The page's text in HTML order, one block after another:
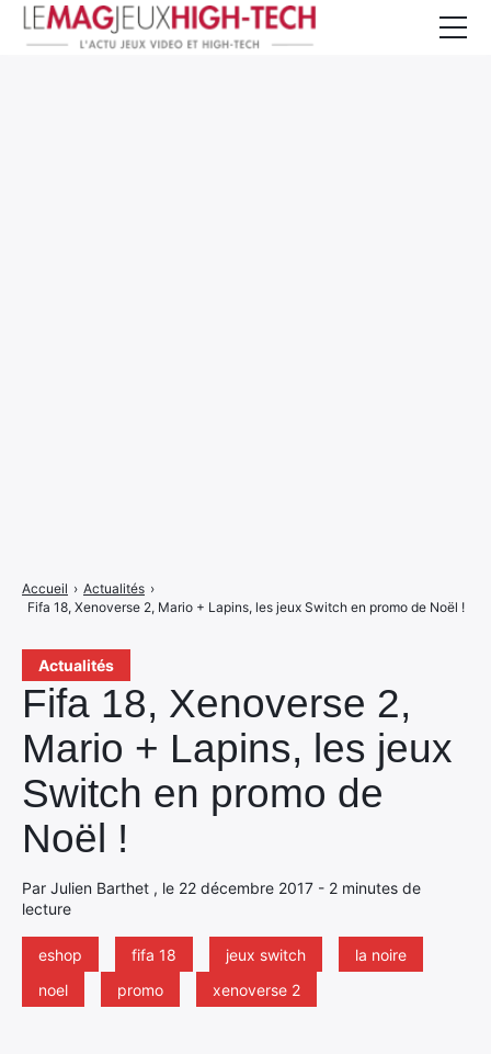
Actualités
Fifa 18, Xenoverse 2,
Mario + Lapins, les jeux
Switch en promo de
Noël !
Par Julien Barthet , le 22 décembre 2017 - 2 minutes de
lecture
eshop fifa 18 jeux switch
la noire
noel
promo xenoverse 2
Accueil › Actualités ›
Fifa 18, Xenoverse 2, Mario + Lapins, les jeux Switch en promo de Noël !